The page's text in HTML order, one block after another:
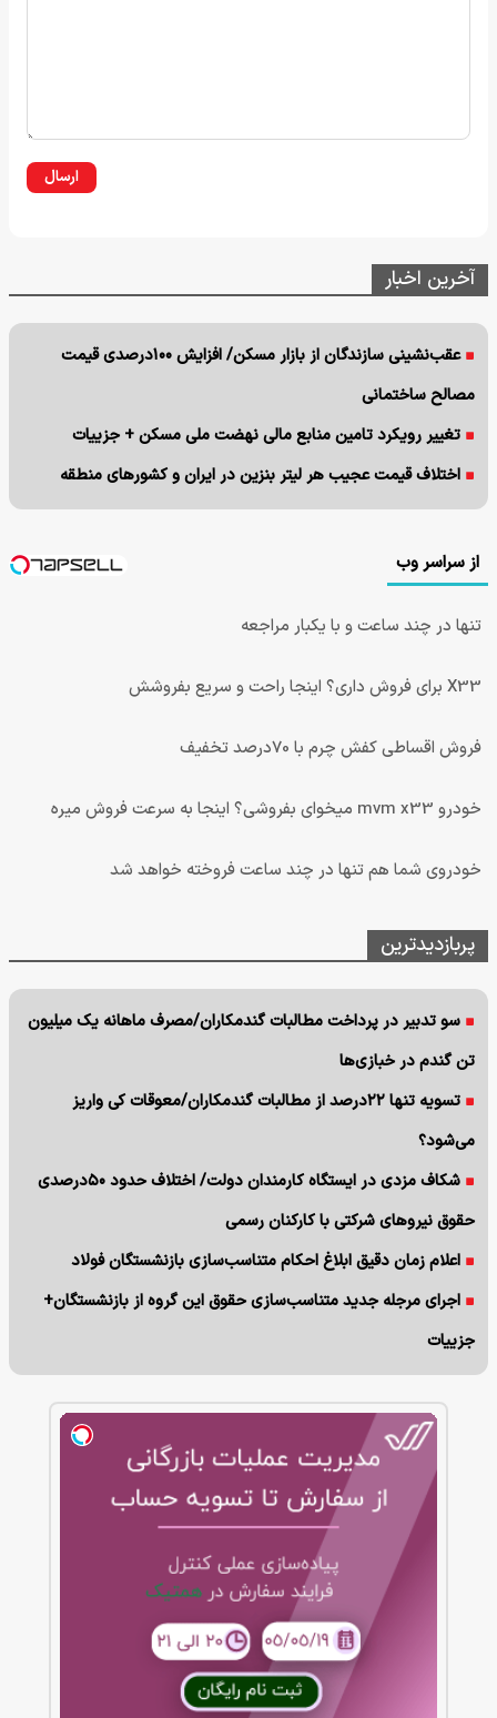
ارسال
آخرین اخبار
عقب‌نشینی سازندگان از بازار مسکن/ افزایش ۱۰۰درصدی قیمت
مصالح ساختمانی
تغییر رویکرد تامین منابع مالی نهضت ملی مسکن + جزییات
اختلاف قیمت عجیب هر لیتر بنزین در ایران و کشورهای منطقه
از سراسر وب
تنها در چند ساعت و با یکبار مراجعه
X33 برای فروش داری؟ اینجا راحت و سریع بفروشش
فروش اقساطی کفش چرم با 70درصد تخفیف
خودرو mvm x33 میخوای بفروشی؟ اینجا به سرعت فروش میره
خودروی شما هم تنها در چند ساعت فروخته خواهد شد
پربازدیدترین
سو تدبیر در پرداخت مطالبات گندمکاران/مصرف ماهانه یک میلیون
تن گندم در خبازی‌ها
تسویه تنها ۲۲درصد از مطالبات گندمکاران/معوقات کی واریز
می‌شود؟
شکاف مزدی در ایستگاه کارمندان دولت/ اختلاف حدود ۵۰درصدی
حقوق نیروهای شرکتی با کارکنان رسمی
اعلام زمان دقیق ابلاغ احکام متناسب‌سازی بازنشستگان فولاد
اجرای مرجله جدید متناسب‌سازی حقوق این گروه از بازنشستگان+
جزییات